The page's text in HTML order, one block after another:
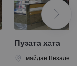
Пузата хата
майдан